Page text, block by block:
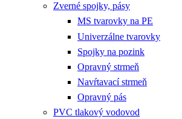
Zverné spojky, pásy
MS tvarovky na PE
Univerzálne tvarovky
Spojky na pozink
Opravný strmeň
Navŕtavací strmeň
Opravný pás
PVC tlakový vodovod